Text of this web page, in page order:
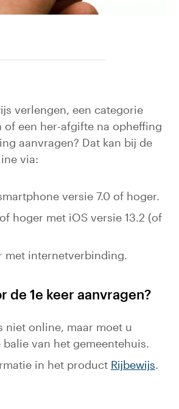
verlengen, een categorie
of een her-afgifte na opheffing
aanvragen? Dat kan bij de
via:
versie 7.0 of hoger.
hoger met iOS versie 13.2 (of
met internetverbinding.
de 1e keer aanvragen?
niet online, maar moet u
van het gemeentehuis.
in het product Rijbewijs.